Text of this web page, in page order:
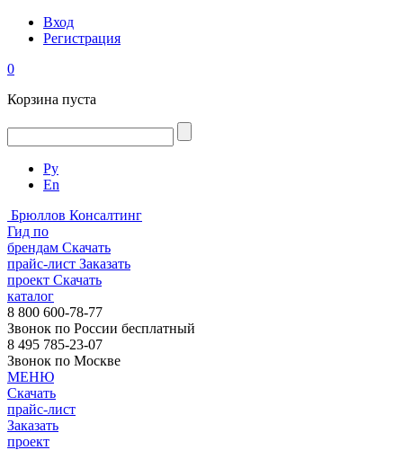
Вход
Регистрация
0
Корзина пуста
Ру
En
Брюллов Консалтинг
Гид по
брендам Скачать
прайс-лист Заказать
проект Скачать
каталог
8 800 600-78-77
Звонок по России бесплатный
8 495 785-23-07
Звонок по Москве
МЕНЮ
Скачать
прайс-лист
Заказать
проект